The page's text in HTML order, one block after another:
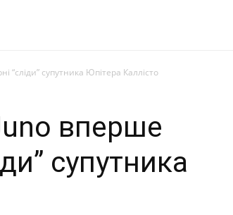
“сліди” супутника Юпітера Каллісто
вперше
супутника